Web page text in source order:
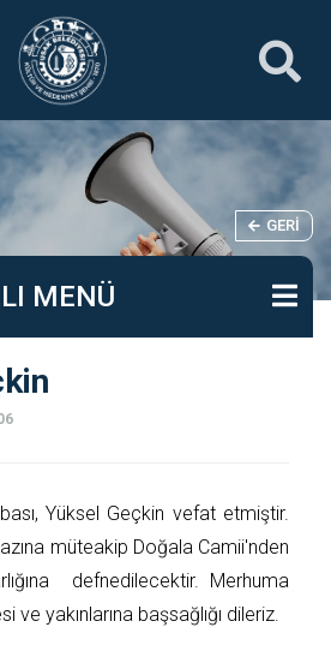
GERI
MENÜ
Yüksel Geçkin vefat etmiştir.
müteakip Doğala Camii'nden
defnedilecektir. Merhuma
ve yakınlarına başsağlığı dileriz.